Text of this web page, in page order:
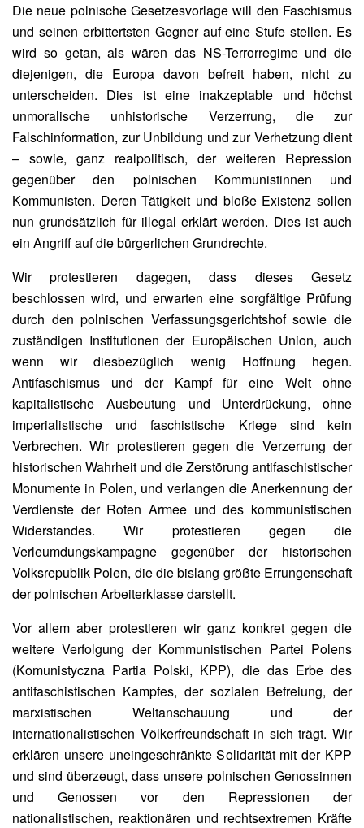
Die neue polnische Gesetzesvorlage will den Faschismus
und seinen erbittertsten Gegner auf eine Stufe stellen. Es
wird so getan, als wären das NS-Terrorregime und die
diejenigen, die Europa davon befreit haben, nicht zu
unterscheiden. Dies ist eine inakzeptable und höchst
unmoralische unhistorische Verzerrung, die zur
Falschinformation, zur Unbildung und zur Verhetzung dient
– sowie, ganz realpolitisch, der weiteren Repression
gegenüber den polnischen Kommunistinnen und
Kommunisten. Deren Tätigkeit und bloße Existenz sollen
nun grundsätzlich für illegal erklärt werden. Dies ist auch
ein Angriff auf die bürgerlichen Grundrechte.
Wir protestieren dagegen, dass dieses Gesetz
beschlossen wird, und erwarten eine sorgfältige Prüfung
durch den polnischen Verfassungsgerichtshof sowie die
zuständigen Institutionen der Europäischen Union, auch
wenn wir diesbezüglich wenig Hoffnung hegen.
Antifaschismus und der Kampf für eine Welt ohne
kapitalistische Ausbeutung und Unterdrückung, ohne
imperialistische und faschistische Kriege sind kein
Verbrechen. Wir protestieren gegen die Verzerrung der
historischen Wahrheit und die Zerstörung antifaschistischer
Monumente in Polen, und verlangen die Anerkennung der
Verdienste der Roten Armee und des kommunistischen
Widerstandes. Wir protestieren gegen die
Verleumdungskampagne gegenüber der historischen
Volksrepublik Polen, die die bislang größte Errungenschaft
der polnischen Arbeiterklasse darstellt.
Vor allem aber protestieren wir ganz konkret gegen die
weitere Verfolgung der Kommunistischen Partei Polens
(Komunistyczna Partia Polski, KPP), die das Erbe des
antifaschistischen Kampfes, der sozialen Befreiung, der
marxistischen Weltanschauung und der
internationalistischen Völkerfreundschaft in sich trägt. Wir
erklären unsere uneingeschränkte Solidarität mit der KPP
und sind überzeugt, dass unsere polnischen Genossinnen
und Genossen vor den Repressionen der
nationalistischen, reaktionären und rechtsextremen Kräfte